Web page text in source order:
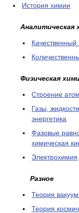
История химии
Аналитическая
Качественный
Физическая
Cтроение
Газы,
энергетика
Фазовые
химическая
Электрохимия
Разное
Теория
Теория